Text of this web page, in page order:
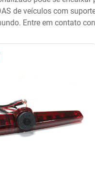
de veículos com
Entre em contato